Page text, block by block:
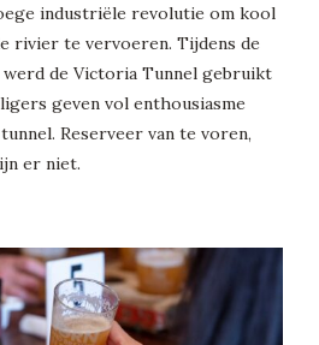
industriële revolutie om kool
rivier te vervoeren. Tijdens de
de Victoria Tunnel gebruikt
geven vol enthousiasme
Reserveer van te voren,
er niet.